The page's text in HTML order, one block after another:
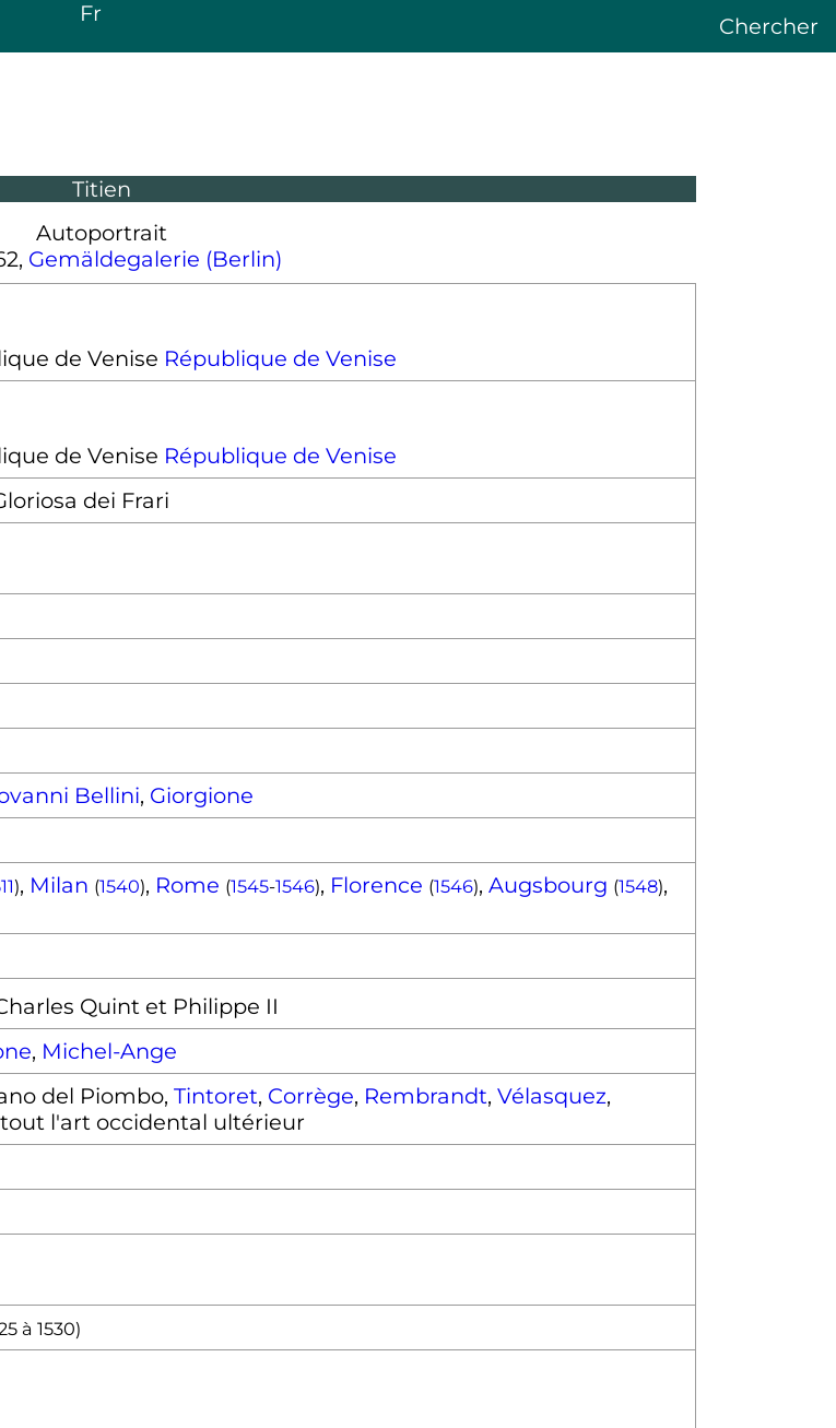
Fr Chercher
Titien
Autoportrait
Gemäldegalerie (Berlin)
République de Venise
République de Venise
dei Frari
Bellini, Giorgione
), Milan (1540), Rome (1545-1546), Florence (1546), Augsbourg (1548),
Quint et Philippe II
, Michel-Ange
del Piombo, Tintoret, Corrège, Rembrandt, Vélasquez,
l'art occidental ultérieur
à 1530)